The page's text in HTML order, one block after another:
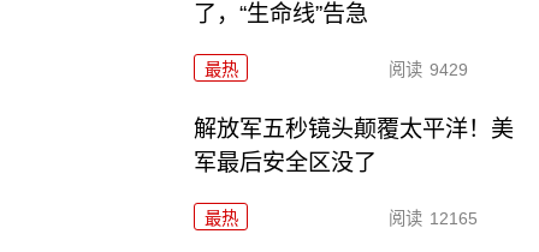
了，“生命线”告急
最热 阅读 9429
解放军五秒镜头颠覆太平洋！美
军最后安全区没了
最热 阅读 12165